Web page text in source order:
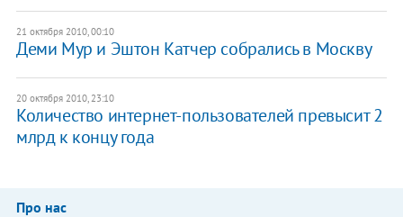
21 октября 2010, 00:10
Деми Мур и Эштон Катчер собрались в Москву
20 октября 2010, 23:10
Количество интернет-пользователей превысит 2
млрд к концу года
Про нас